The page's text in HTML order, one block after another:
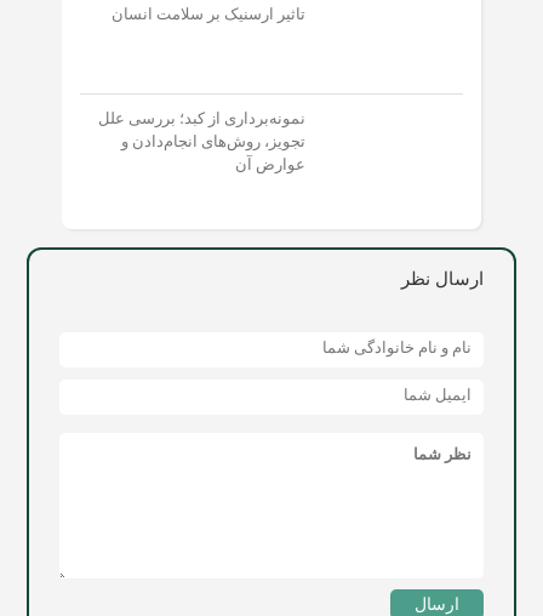
تاثیر ارسنیک بر سلامت انسان
نمونه‌برداری از کبد؛ بررسی علل
تجویز، روش‌های انجام‌دادن و
عوارض آن
ارسال نظر
ارسال